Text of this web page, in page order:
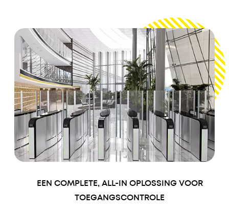
EEN COMPLETE, ALL-IN OPLOSSING VOOR
TOEGANGSCONTROLE